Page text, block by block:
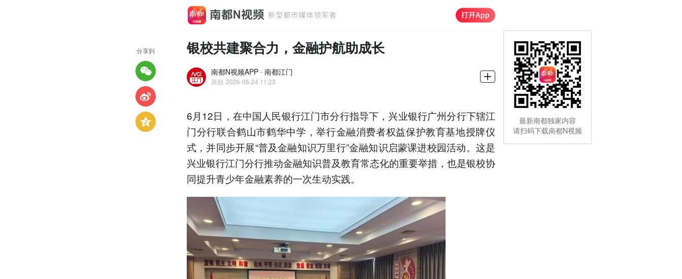
银校共建聚合力，金融护航助成长
南都N视频APP · 南都江门
原创 2026-06-24 11:23
6月12日，在中国人民银行江门市分行指导下，兴业银行广州分行下辖江
门分行联合鹤山市鹤华中学，举行金融消费者权益保护教育基地授牌仪
式，并同步开展“普及金融知识万里行”金融知识启蒙课进校园活动。这是
兴业银行江门分行推动金融知识普及教育常态化的重要举措，也是银校协
同提升青少年金融素养的一次生动实践。
分享到
最新南都独家内容
请扫码下载南都N视频